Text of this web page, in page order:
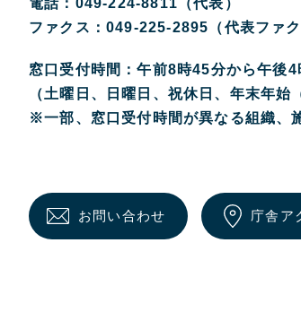
電話：049-224-8811（代表）
ファクス：049-225-2895（代表ファク
窓口受付時間：午前8時45分から午後4
（土曜日、日曜日、祝休日、年末年始
※一部、窓口受付時間が異なる組織、
お問い合わせ 庁舎ア